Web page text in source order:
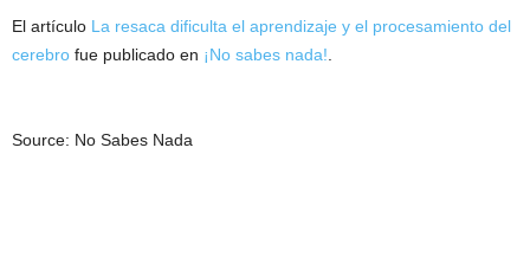
El artículo La resaca dificulta el aprendizaje y el procesamiento del
cerebro fue publicado en ¡No sabes nada!.
Source: No Sabes Nada